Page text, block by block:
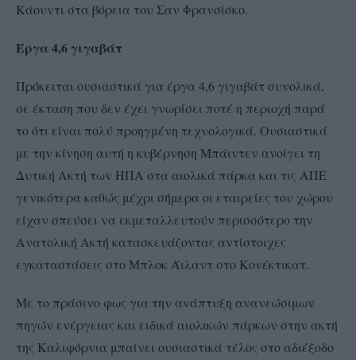
Κάουντι στα βόρεια του Σαν Φρανσίσκο.
Έργα 4,6 γιγαβάτ
Πρόκειται ουσιαστικά για έργα 4,6 γιγαβάτ συνολικά,
σε έκταση που δεν έχει γνωρίσει ποτέ η περιοχή παρά
το ότι είναι πολύ προηγμένη τεχνολογικά. Ουσιαστικά
με την κίνηση αυτή η κυβέρνηση Μπάιντεν ανοίγει τη
Δυτική Ακτή των ΗΠΑ στα αιολικά πάρκα και τις ΑΠΕ
γενικότερα καθώς μέχρι σήμερα οι εταιρείες του χώρου
είχαν σπεύσει να εκμεταλλευτούν περισσότερο την
Ανατολική Ακτή κατασκευάζοντας αντίστοιχες
εγκαταστάσεις στο Μπλοκ Άιλαντ στο Κονέκτικατ.
Με το πράσινο φως για την ανάπτυξη ανανεώσιμων
πηγών ενέργειας και ειδικά αιολικών πάρκων στην ακτή
της Καλιφόρνια μπαίνει ουσιαστικά τέλος στο αδιέξοδο